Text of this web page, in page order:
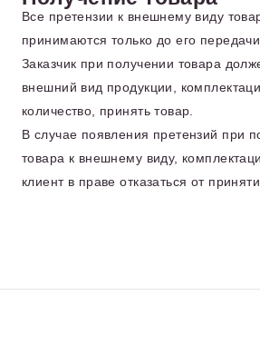
Все претензии к внешнему виду
принимаются только до его передачи.
Заказчик при получении товара
внешний вид продукции,
количество, принять товар.
В случае появления претензий при
товара к внешнему виду,
клиент в праве отказаться от